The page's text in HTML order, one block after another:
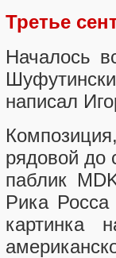
Третье
Началось
написал
рядовой до
паблик
Рика
картинка